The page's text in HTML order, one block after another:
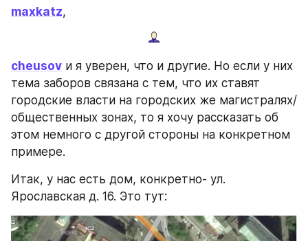
maxkatz,
cheusov и я уверен, что и другие. Но если у них
тема заборов связана с тем, что их ставят
городские власти на городских же магистралях/
общественных зонах, то я хочу рассказать об
этом немного с другой стороны на конкретном
примере.
Итак, у нас есть дом, конкретно- ул.
Ярославская д. 16. Это тут: